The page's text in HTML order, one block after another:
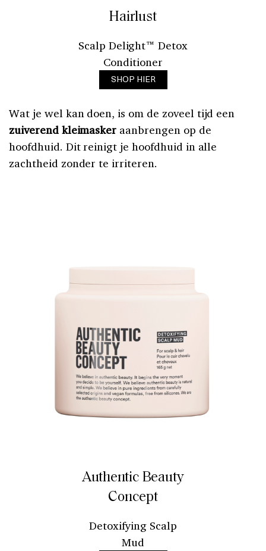
Hairlust
Scalp Delight™ Detox
Conditioner
SHOP HIER
Wat je wel kan doen, is om de zoveel tijd een
zuiverend kleimasker aanbrengen op de
hoofdhuid. Dit reinigt je hoofdhuid in alle
zachtheid zonder te irriteren.
Authentic Beauty
Concept
Detoxifying Scalp
Mud